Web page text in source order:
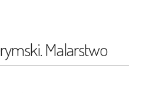
Malarstwo